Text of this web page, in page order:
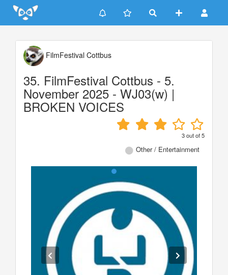
Update cookies preferences
FilmFestival Cottbus
35. FilmFestival Cottbus - 5.
November 2025 - WJ03(w) |
BROKEN VOICES
3out of5
Other / Entertainment